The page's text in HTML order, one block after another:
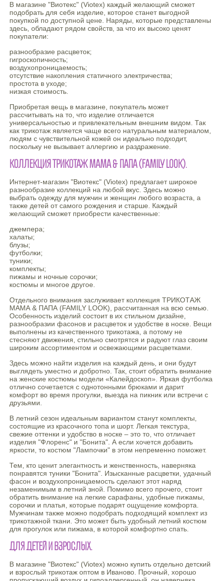
В магазине "Виотекс" (Viotex) каждый желающий сможет
подобрать для себя изделие, которое станет выгодной
покупкой по доступной цене. Наряды, которые представлены
здесь, обладают рядом свойств, за что их высоко ценят
покупатели:
разнообразие расцветок;
гигроскопичность;
воздухопроницаемость;
отсутствие накопления статичного электричества;
простота в уходе;
низкая стоимость.
Приобретая вещь в магазине, покупатель может
рассчитывать на то, что изделие отличается
универсальностью и привлекательным внешним видом. Так
как трикотаж является чаще всего натуральным материалом,
людям с чувствительной кожей он идеально подходит,
поскольку не вызывает аллергию и раздражение.
КОЛЛЕКЦИЯ ТРИКОТАЖ МАМА & ПАПА (FAMILY LOOK).
Интернет-магазин "Виотекс" (Viotex) предлагает широкое
разнообразие коллекций на любой вкус. Здесь можно
выбрать одежду для мужчин и женщин любого возраста, а
также детей от самого рождения и старше. Каждый
желающий сможет приобрести качественные:
джемпера;
халаты;
блузы;
футболки;
туники;
комплекты;
пижамы и ночные сорочки;
костюмы и многое другое.
Отдельного внимания заслуживает коллекция ТРИКОТАЖ
МАМА & ПАПА (FAMILY LOOK), рассчитанная на всю семью.
Особенность изделий состоит в их стильном дизайне,
разнообразии фасонов и расцветок и удобстве в носке. Вещи
выполнены из качественного трикотажа, а потому не
стесняют движения, стильно смотрятся и радуют глаз своим
широким ассортиментом и освежающими расцветками.
Здесь можно найти изделия на каждый день, и они будут
выглядеть уместно и добротно. Так, стоит обратить внимание
на женские костюмы модели «Калейдоскоп». Яркая футболка
отлично сочетается с однотонными брюками и дарит
комфорт во время прогулки, выезда на пикник или встречи с
друзьями.
В летний сезон идеальным вариантом станут комплекты,
состоящие из красочного топа и шорт. Легкая текстура,
свежие оттенки и удобство в носке – это то, что отличает
изделия "Флоренс" и "Бонита". А если хочется добавить
яркости, то костюм "Лампочки" в этом непременно поможет.
Тем, кто ценит элегантность и женственность, наверняка
понравятся туники "Бонита". Изысканные расцветки, удачный
фасон и воздухопроницаемость сделают этот наряд
незаменимым в летний зной. Помимо всего прочего, стоит
обратить внимание на легкие сарафаны, удобные пижамы,
сорочки и платья, которые подарят ощущение комфорта.
Мужчинам также можно подобрать подходящий комплект из
трикотажной ткани. Это может быть удобный летний костюм
для прогулок или пижама, в которой комфортно спать.
ДЛЯ ДЕТЕЙ И ВЗРОСЛЫХ.
В магазине "Виотекс" (Viotex) можно купить отдельно детский
и взрослый трикотаж оптом в Иваново. Прочный, хорошо